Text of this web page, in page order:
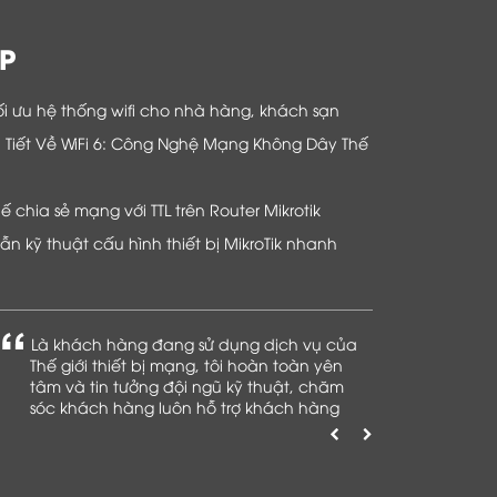
ưu hệ thống wifi cho nhà hàng, khách sạn
Tiết Về WiFi 6: Công Nghệ Mạng Không Dây Thế
chia sẻ mạng với TTL trên Router Mikrotik
kỹ thuật cấu hình thiết bị MikroTik nhanh
Là khách hàng đang sử dụng dịch vụ của
Thế giới thiết bị mạng, tôi hoàn toàn yên
tâm và tin tưởng đội ngũ kỹ thuật, chăm
sóc khách hàng luôn hỗ trợ khách hàng